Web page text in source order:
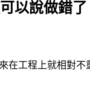
以說做錯了
在工程上就相對